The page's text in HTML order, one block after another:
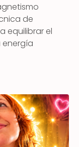
de
equilibrar el